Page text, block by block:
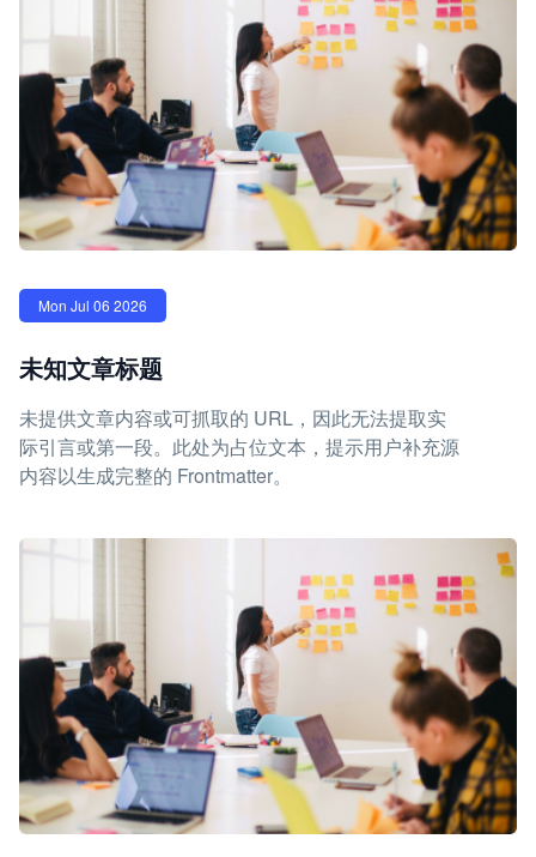
Mon Jul 06 2026
未知文章标题
未提供文章内容或可抓取的 URL，因此无法提取实
际引言或第一段。此处为占位文本，提示用户补充源
内容以生成完整的 Frontmatter。